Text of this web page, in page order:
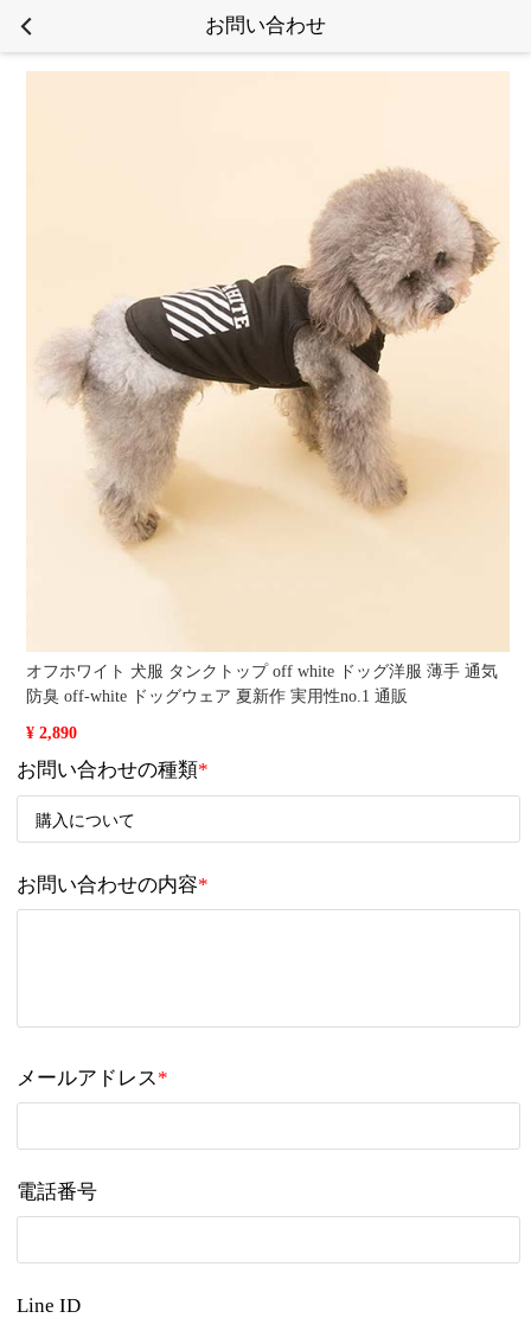
お問い合わせ
オフホワイト 犬服 タンクトップ off white ドッグ洋服 薄手 通気
防臭 off-white ドッグウェア 夏新作 実用性no.1 通販
¥ 2,890
お問い合わせの種類*
お問い合わせの内容*
メールアドレス*
電話番号
Line ID